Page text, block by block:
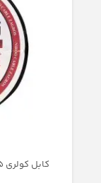
کابل کولری 1/5*5 نیروكابل زاگرس(100 متری)